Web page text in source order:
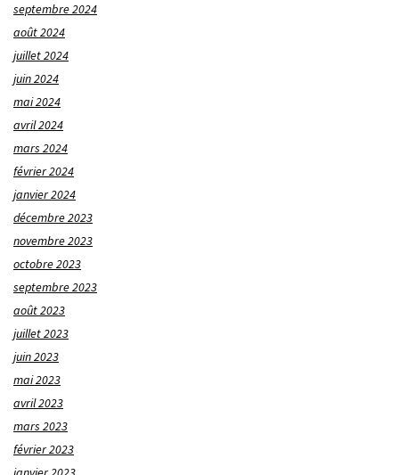
septembre 2024
août 2024
juillet 2024
juin 2024
mai 2024
avril 2024
mars 2024
février 2024
janvier 2024
décembre 2023
novembre 2023
octobre 2023
septembre 2023
août 2023
juillet 2023
juin 2023
mai 2023
avril 2023
mars 2023
février 2023